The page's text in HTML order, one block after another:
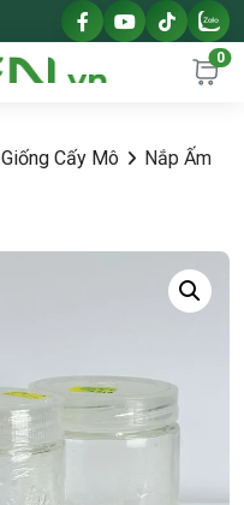
0
Cấy Mô
Nắp Ấm